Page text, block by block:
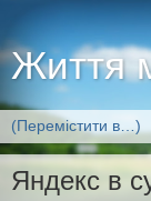
Життя
Яндекс в